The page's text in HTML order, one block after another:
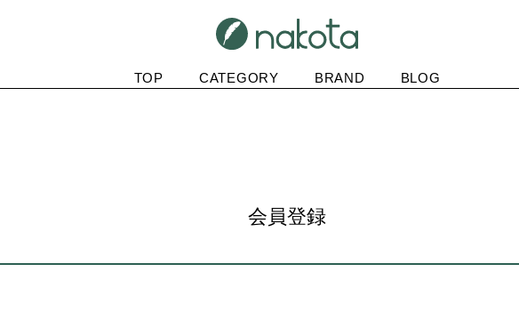
TOP CATEGORY BRAND BLOG
会員登録